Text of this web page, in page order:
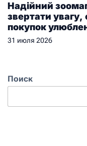
Надійний
звертати
покупок
31 июля 2026
Поиск